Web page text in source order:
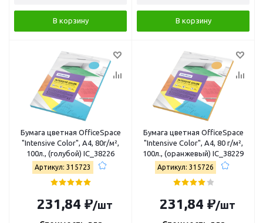
В корзину В корзину
Бумага цветная OfficeSpace
"Intensive Color", А4, 80г/м²,
100л., (голубой) IC_38226
Артикул: 315723
231,84 ₽/шт
Бумага цветная OfficeSpace
"Intensive Color", A4, 80 г/м²,
100л., (оранжевый) IC_38229
Артикул: 315726
231,84 ₽/шт